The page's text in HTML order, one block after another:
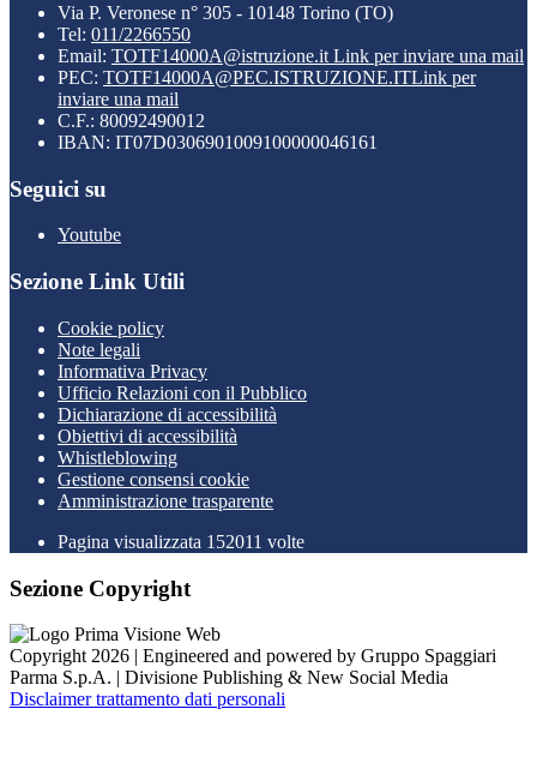
Via P. Veronese n° 305 - 10148 Torino (TO)
Tel: 011/2266550
Email: TOTF14000A@istruzione.it Link per inviare una mail
PEC: TOTF14000A@PEC.ISTRUZIONE.ITLink per
inviare una mail
C.F.: 80092490012
IBAN: IT07D0306901009100000046161
Seguici su
Youtube
Sezione Link Utili
Cookie policy
Note legali
Informativa Privacy
Ufficio Relazioni con il Pubblico
Dichiarazione di accessibilità
Obiettivi di accessibilità
Whistleblowing
Gestione consensi cookie
Amministrazione trasparente
Pagina visualizzata 152011 volte
Sezione Copyright
Copyright 2026 | Engineered and powered by Gruppo Spaggiari
Parma S.p.A. | Divisione Publishing & New Social Media
Disclaimer trattamento dati personali